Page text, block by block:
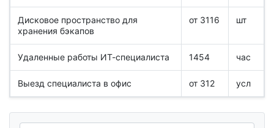
Дисковое пространство для
хранения бэкапов
от 3116 шт
Удаленные работы ИТ-специалиста 1454 час
Выезд специалиста в офис от 312 усл